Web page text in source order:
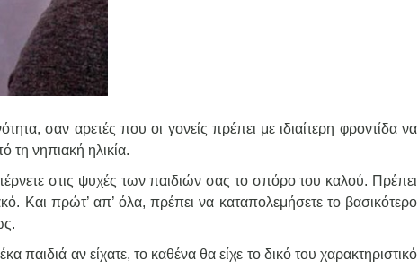
σαν αρετές που οι γονείς πρέπει με ιδιαίτερη φροντίδα να
τη νηπιακή ηλικία.
στις ψυχές των παιδιών σας το σπόρο του καλού. Πρέπει
Και πρώτ’ απ’ όλα, πρέπει να καταπολεμήσετε το βασικότερο
παιδιά αν είχατε, το καθένα θα είχε το δικό του χαρακτηριστικό